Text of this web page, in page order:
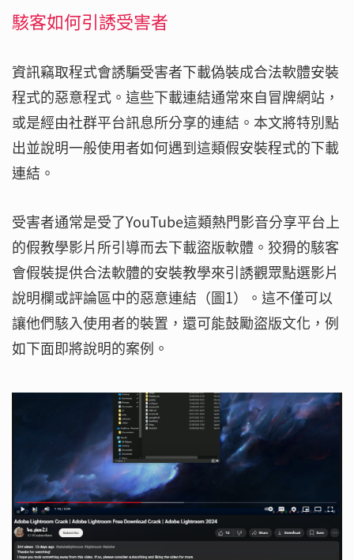
駭客如何引誘受害者
資訊竊取程式會誘騙受害者下載偽裝成合法軟體安裝
程式的惡意程式。這些下載連結通常來自冒牌網站，
或是經由社群平台訊息所分享的連結。本文將特別點
出並說明一般使用者如何遇到這類假安裝程式的下載
連結。
受害者通常是受了YouTube這類熱門影音分享平台上
的假教學影片所引導而去下載盜版軟體。狡猾的駭客
會假裝提供合法軟體的安裝教學來引誘觀眾點選影片
說明欄或評論區中的惡意連結（圖1）。這不僅可以
讓他們駭入使用者的裝置，還可能鼓勵盜版文化，例
如下面即將說明的案例。